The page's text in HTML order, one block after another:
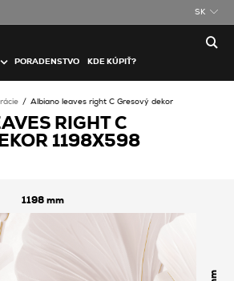
SK
PORADENSTVO KDE KÚPIŤ?
Albiano leaves right C Gresový dekor
RIGHT C
1198X598
1198